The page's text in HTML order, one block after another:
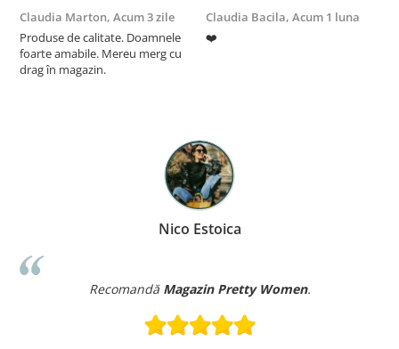
Claudia Marton, Acum 3 zile
Produse de calitate. Doamnele
foarte amabile. Mereu merg cu
drag în magazin.
Claudia Bacila, Acum 1 luna
❤️
Nico Estoica
Recomandă Magazin Pretty Women.